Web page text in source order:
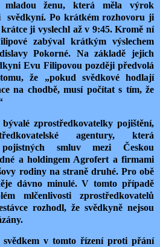
mladou ženu, která měla výrok
svědkyní. Po krátkém rozhovoru ji
ji vyslechl až v 9:45. Kromě ní
zabýval krátkým výslechem
Pokorné. Na základě jejich
Evu Filipovou později předvolá
že „pokud svědkové hodlají
na chodbě, musí počítat s tím, že
zprostředkovatelky pojištění,
agentury, která
smluv mezi Českou
a holdingem Agrofert a firmami
rodiny na straně druhé. Pro obě
dávno minulé. V tomto případě
mlčenlivosti zprostředkovatelů
rozhodl, že svědkyně nejsou
v tomto řízení proti přání